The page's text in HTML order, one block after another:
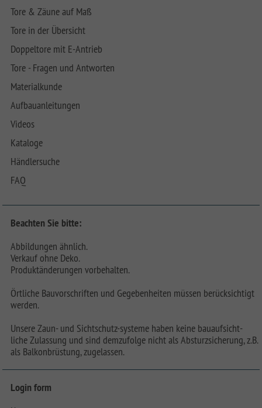
Tore & Zäune auf Maß
Tore in der Übersicht
Doppeltore mit E-Antrieb
Tore - Fragen und Antworten
Materialkunde
Aufbauanleitungen
Videos
Kataloge
Händlersuche
FAQ
Beachten Sie bitte:
Abbildungen ähnlich.
Verkauf ohne Deko.
Produktänderungen vorbehalten.
Örtliche Bauvorschriften und Gegebenheiten müssen berücksichtigt
werden.
Unsere Zaun- und Sichtschutz-systeme haben keine bauaufsicht-
liche Zulassung und sind demzufolge nicht als Absturzsicherung, z.B.
als Balkonbrüstung, zugelassen.
Login form